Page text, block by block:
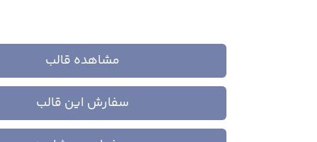
مشاهده قالب
سفارش این قالب